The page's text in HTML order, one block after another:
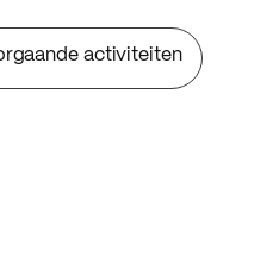
activiteiten